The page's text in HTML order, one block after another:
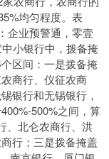
均匀程度。表
企业预警通，零壹
小银行中，拨备掩
区间：一是拨备掩
商行、仪征农商
银行和无锡银行，
500%之间，算
、北仑农商行、洪
行；三是拨备掩盖